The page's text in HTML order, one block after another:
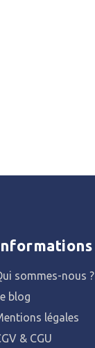
sommes-nous ?
blog
légales
& CGU